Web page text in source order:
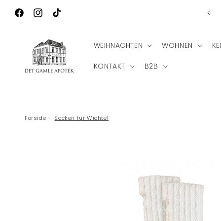
Direkt zum
InhaltFacebookInstagram
TikTok
WEIHNACHTEN WOHNEN
KONTAKT B2B
Forside › Socken für Wichtel